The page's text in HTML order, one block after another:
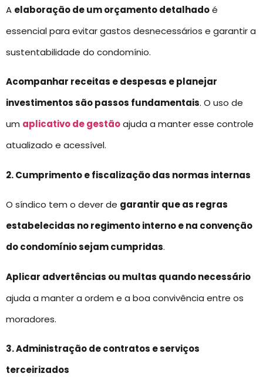
A elaboração de um orçamento detalhadoé
essencial para evitar gastos desnecessários e garantir a
sustentabilidade do condomínio.
Acompanhar receitas e despesas e planejar
investimentos são passos fundamentais. O uso de
um aplicativo de gestãoajuda a manter esse controle
atualizado e acessível.
2. Cumprimento e fiscalização das normas internas
O síndico tem o dever de garantir que as regras
estabelecidas no regimento interno e na convenção
do condomínio sejam cumpridas.
Aplicar advertências ou multas quando necessário
ajuda a manter a ordem e a boa convivência entre os
moradores.
3. Administração de contratos e serviços
terceirizados